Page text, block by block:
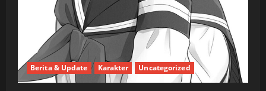
Berita & Update Karakter Uncategorized